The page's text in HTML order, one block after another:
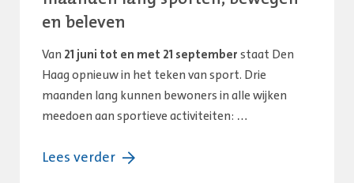
en beleven
Van 21 juni tot en met 21 september staat Den
Haag opnieuw in het teken van sport. Drie
maanden lang kunnen bewoners in alle wijken
meedoen aan sportieve activiteiten: …
Lees verder over: